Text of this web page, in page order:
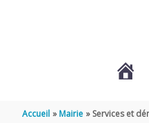
Accueil Mairie Services et